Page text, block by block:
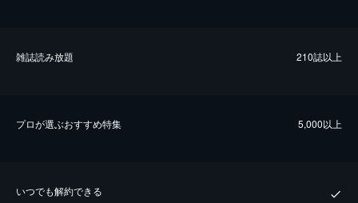
雑誌読み放題 210誌以上
プロが選ぶおすすめ特集 5,000以上
いつでも解約できる